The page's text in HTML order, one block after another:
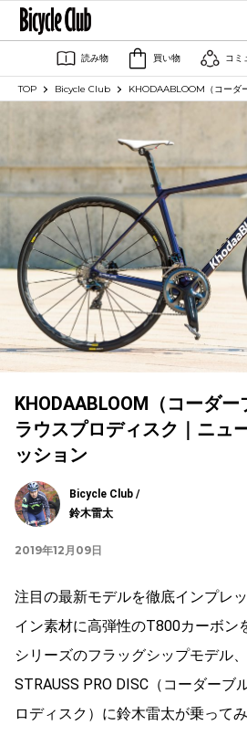
読み物 買い物 コミ
TOP Bicycle Club KHODAABLOOM（コーダ
KHODAABLOOM（コーダ
ラウスプロディスク｜ニュ
ッション
Bicycle Club /
鈴木雷太
2019年12月09日
注目の最新モデルを徹底インプレ
イン素材に高弾性のT800カーボン
シリーズのフラッグシップモデル、
STRAUSS PRO DISC（コーダーブ
ロディスク）に鈴木雷太が乗ってみ